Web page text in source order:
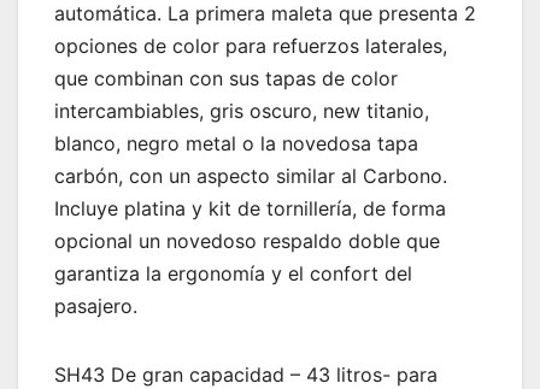
automática. La primera maleta que presenta 2
opciones de color para refuerzos laterales,
que combinan con sus tapas de color
intercambiables, gris oscuro, new titanio,
blanco, negro metal o la novedosa tapa
carbón, con un aspecto similar al Carbono.
Incluye platina y kit de tornillería, de forma
opcional un novedoso respaldo doble que
garantiza la ergonomía y el confort del
pasajero.
SH43 De gran capacidad – 43 litros- para